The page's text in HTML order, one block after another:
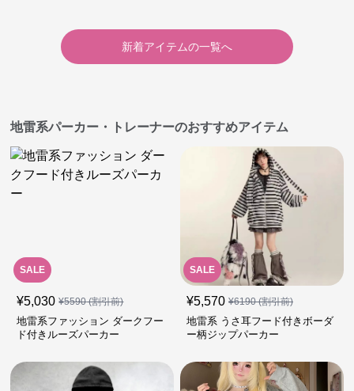
新着アイテムの一覧へ
地雷系パーカー・トレーナーのおすすめアイテム
SALE
¥5,030 ¥5590(割引前)
地雷系ファッション ダークフー
ド付きルーズパーカー
SALE
¥5,570 ¥6190(割引前)
地雷系 うさ耳フード付きボーダ
ー柄ジップパーカー